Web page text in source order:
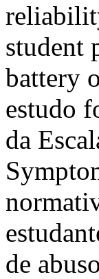
student
battery
estudo
da
de